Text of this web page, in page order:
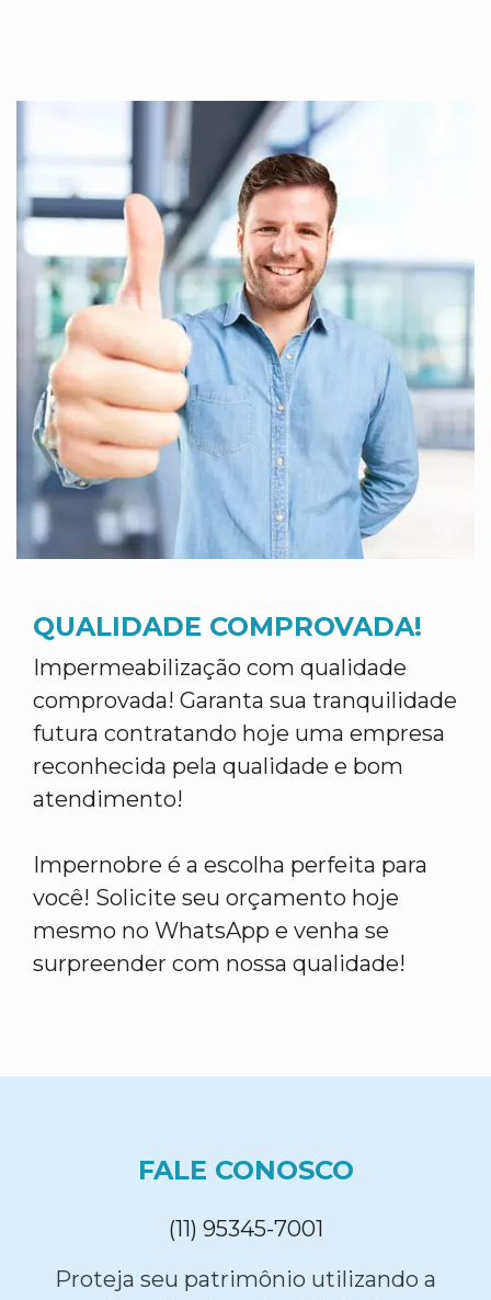
QUALIDADE COMPROVADA!
Impermeabilização com qualidade
comprovada! Garanta sua tranquilidade
futura contratando hoje uma empresa
reconhecida pela qualidade e bom
atendimento!
Impernobre é a escolha perfeita para
você! Solicite seu orçamento hoje
mesmo no WhatsApp e venha se
surpreender com nossa qualidade!
FALE CONOSCO
(11) 95345-7001
Proteja seu patrimônio utilizando a